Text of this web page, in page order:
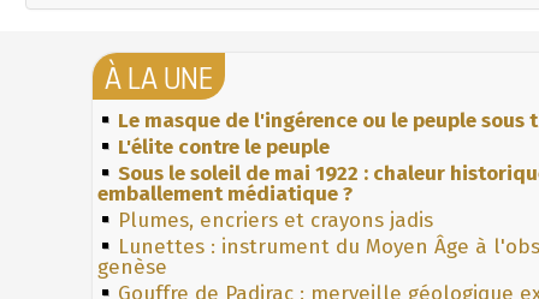
À LA UNE
Le masque de l'ingérence ou le peuple sous
L'élite contre le peuple
Sous le soleil de mai 1922 : chaleur
emballement médiatique ?
Plumes, encriers et crayons jadis
Lunettes : instrument du Moyen Âge à
genèse
Gouffre de Padirac : merveille géologique